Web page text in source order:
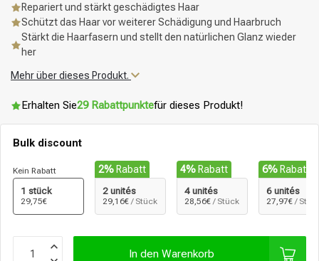
Repariert und stärkt geschädigtes Haar
Schützt das Haar vor weiterer Schädigung und Haarbruch
Stärkt die Haarfasern und stellt den natürlichen Glanz wieder
her
Mehr über dieses Produkt.
Erhalten Sie29 Rabattpunktefür dieses Produkt!
Bulk discount
Kein Rabatt
1 stück
29,75€
2% Rabatt
2 unités
29,16€ / Stück
4% Rabatt
4 unités
28,56€ / Stück
6% Rabatt
6 unités
27,97€ /
In den Warenkorb